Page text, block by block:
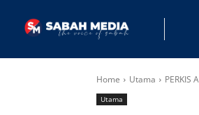
Home Utama PERKIS
Utama